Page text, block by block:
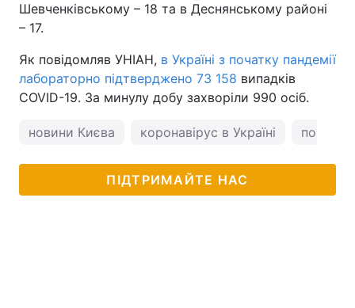
Шевченківському – 18 та в Деснянському районі
– 17.
Як повідомляв УНІАН, в Україні з початку пандемії
лабораторно підтверджено 73 158 випадків
COVID-19. За минулу добу захворіли 990 осіб.
новини Києва коронавірус в Україні погода
ПІДТРИМАЙТЕ НАС